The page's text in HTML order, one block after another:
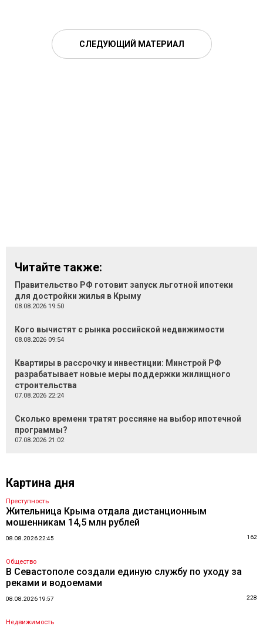
СЛЕДУЮЩИЙ МАТЕРИАЛ
Читайте также:
Правительство РФ готовит запуск льготной ипотеки
для достройки жилья в Крыму
08.08.2026 19:50
Кого вычистят с рынка российской недвижимости
08.08.2026 09:54
Квартиры в рассрочку и инвестиции: Минстрой РФ
разрабатывает новые меры поддержки жилищного
строительства
07.08.2026 22:24
Сколько времени тратят россияне на выбор ипотечной
программы?
07.08.2026 21:02
Картина дня
Преступность
Жительница Крыма отдала дистанционным
мошенникам 14,5 млн рублей
08.08.2026 22:45 162
Общество
В Севастополе создали единую службу по уходу за
реками и водоемами
08.08.2026 19:57 228
Недвижимость